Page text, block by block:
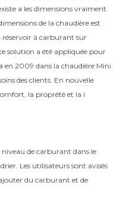
a les dimensions vraiment
de la chaudière est
réservoir à carburant sur
solution a été appliquée pour
en 2009 dans la chaudière Mini
des clients. En nouvelle
la proprété et la i
niveau de carburant dans le
Les utilisateurs sont avisés
du carburant et de